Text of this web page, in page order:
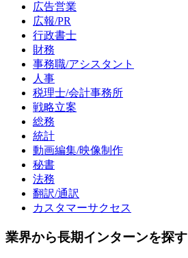
広告営業
広報/PR
行政書士
財務
事務職/アシスタント
人事
税理士/会計事務所
戦略立案
総務
統計
動画編集/映像制作
秘書
法務
翻訳/通訳
カスタマーサクセス
業界から長期インターンを探す